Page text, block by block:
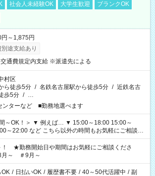
社会人未経験OK 大学生歓迎
ブランクOK
～1,875円
途支給あり
通費規定内支給 ※派遣先による
村区
ら徒歩5分 / 名鉄名古屋駅から徒歩5分 / 近鉄名古
歩5分 / …
ンターなど ■勤務地選べます
ば… ▼ 15:00～18:00 15:00～
ちら以外の時間もお気軽にご相談く
！ ★勤務開始日や期間はお気軽にご相談くださ
～ ＃9月～
OK / 日払いOK / 履歴書不要 / 40～50代活躍中 / 副